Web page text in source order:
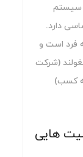
سیستم
دارد.
فرد است و
(شرکت
کسب)
هایی